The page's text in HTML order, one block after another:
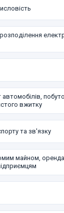
вжитку
та зв'язку
майном,